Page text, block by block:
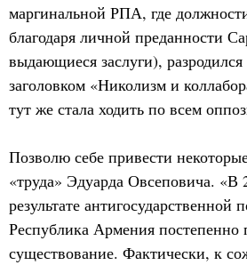
маргинальной РПА, где
благодаря личной преданности
выдающиеся заслуги),
заголовком «Николизм и
тут же стала ходить по всем
Позволю себе привести
«труда» Эдуарда Овсеповича. «В
результате антигосударственной
Республика Армения постепенно
существование. Фактически, к